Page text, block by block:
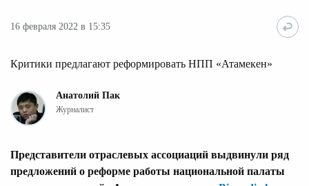
16 февраля 2022 в 15:35
Критики предлагают реформировать НПП «Атамекен»
Анатолий Пак
Журналист
Представители отраслевых ассоциаций выдвинули ряд
предложений о реформе работы национальной палаты